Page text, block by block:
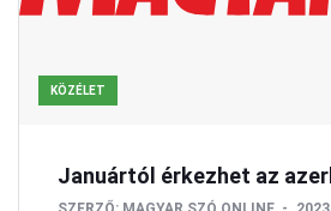
KÖZÉLET
Januártól érkezhet az